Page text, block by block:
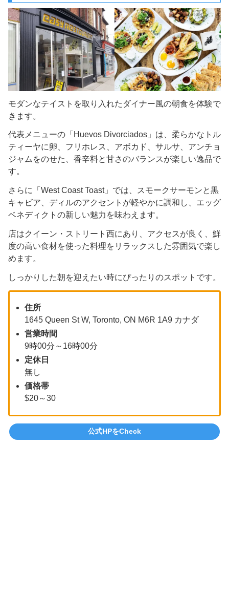
モダンなテイストを取り入れたダイナー風の朝食を体験で
きます。
代表メニューの「Huevos Divorciados」は、柔らかなトル
ティーヤに卵、フリホレス、アボカド、サルサ、アンチョ
ジャムをのせた、香辛料と甘さのバランスが楽しい逸品で
す。
さらに「West Coast Toast」では、スモークサーモンと黒
キャビア、ディルのアクセントが軽やかに調和し、エッグ
ベネディクトの新しい魅力を味わえます。
店はクイーン・ストリート西にあり、アクセスが良く、鮮
度の高い食材を使った料理をリラックスした雰囲気で楽し
めます。
しっかりした朝を迎えたい時にぴったりのスポットです。
住所
1645 Queen St W, Toronto, ON M6R 1A9 カナダ
営業時間
9時00分～16時00分
定休日
無し
価格帯
$20～30
公式HPをCheck